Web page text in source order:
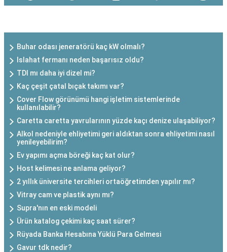
Buhar odası jeneratörü kaç kW olmalı?
Islahat fermanı neden başarısız oldu?
TDI mı daha iyi dizel mi?
Kaç çeşit çatal bıçak takımı var?
Cover Flow görünümü hangi işletim sistemlerinde
kullanılabilir?
Caretta caretta yavrularının yüzde kaçı denize ulaşabiliyor?
Alkol nedeniyle ehliyetimi geri aldıktan sonra ehliyetimi nasıl
yenileyebilirim?
Ev yapımı açma böreği kaç kat olur?
Host kelimesi ne anlama geliyor?
2 yıllık üniversite tercihleri ortaöğretimden yapılır mı?
Vitray cam ve plastik aynı mı?
Supra'nın en eski modeli
Ürün katalog çekimi kaç saat sürer?
Rüyada Banka Hesabına Yüklü Para Gelmesi
Gavur tdk nedir?